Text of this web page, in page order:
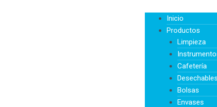
Inicio
Productos
Limpieza
Cafetería
Desechables
Bolsas
Envases